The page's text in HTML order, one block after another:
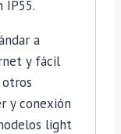
IP55.
a
y fácil
y conexión
light